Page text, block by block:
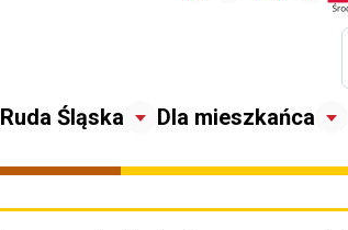
Ruda Śląska Dla mieszkańca